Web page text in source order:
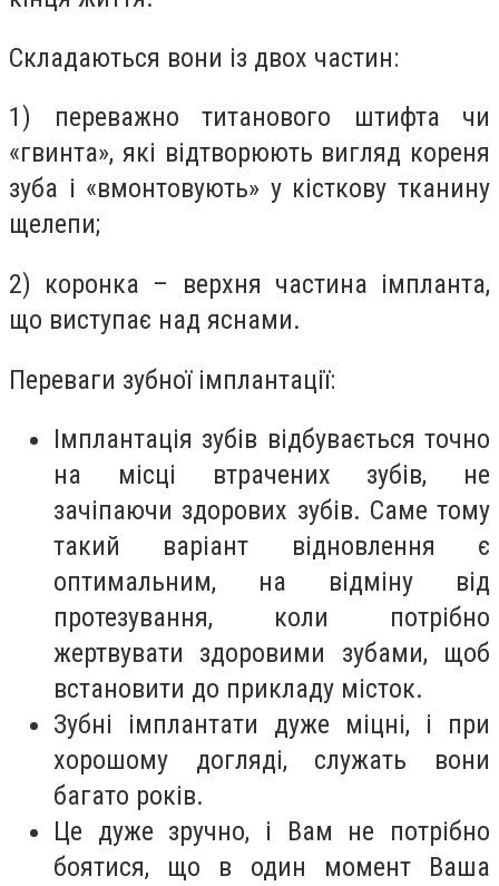
Складаються вони із двох частин:
1) переважно титанового штифта чи
«гвинта», які відтворюють вигляд кореня
зуба і «вмонтовують» у кісткову тканину
щелепи;
2) коронка – верхня частина імпланта,
що виступає над яснами.
Переваги зубної імплантації:
Імплантація зубів відбувається точно
на місці втрачених зубів, не
зачіпаючи здорових зубів. Саме тому
такий варіант відновлення є
оптимальним, на відміну від
протезування, коли потрібно
жертвувати здоровими зубами, щоб
встановити до прикладу місток.
Зубні імплантати дуже міцні, і при
хорошому догляді, служать вони
багато років.
Це дуже зручно, і Вам не потрібно
боятися, що в один момент Ваша